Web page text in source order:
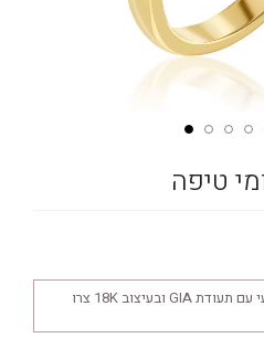
טיפה
להצעת מחיר ליהלום טבעי עם תעודת GIA ובעיצוב 18K צרו